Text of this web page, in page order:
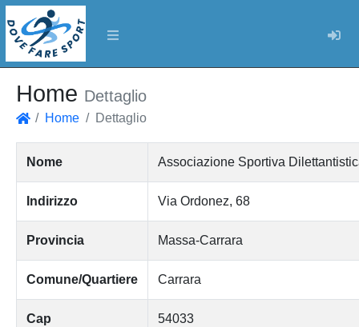
Home Dettaglio
Home Dettaglio
Nome Associazione Sportiva
Indirizzo Via Ordonez, 68
Provincia Massa-Carrara
Comune/Quartiere Carrara
Cap 54033